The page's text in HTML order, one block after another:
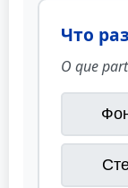
Что
O que